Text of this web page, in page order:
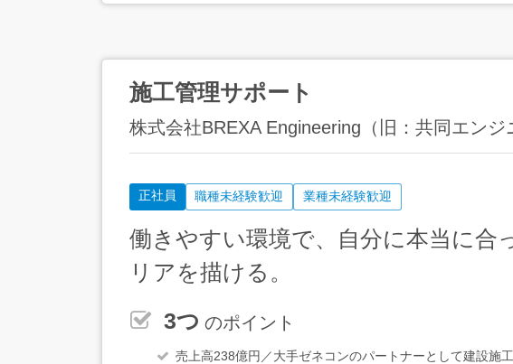
施工管理サポート
株式会社BREXA Engineering（旧：共同エンジ
正社員 職種未経験歓迎 業種未経験歓迎
働きやすい環境で、自分に本当に合
リアを描ける。
3つ のポイント
売上高238億円／大手ゼネコンのパートナーとして建設施